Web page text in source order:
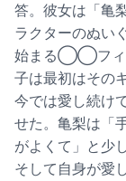
答。彼女は「亀
ラクターのぬい
始まる◯◯フィ
子は最初はその
今では愛し続け
せた。亀梨は「
がよくて」と少
そして自身が愛